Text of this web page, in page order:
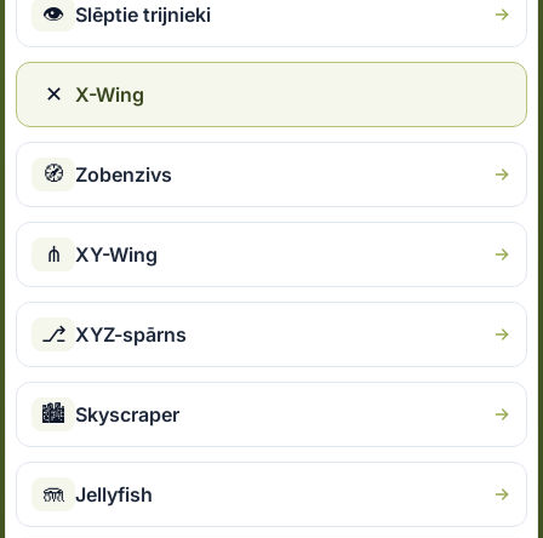
👁 Slēptie trijnieki
✕ X-Wing
🧭 Zobenzivs
⋔ XY-Wing
⎇ XYZ-spārns
🏙 Skyscraper
🪼 Jellyfish